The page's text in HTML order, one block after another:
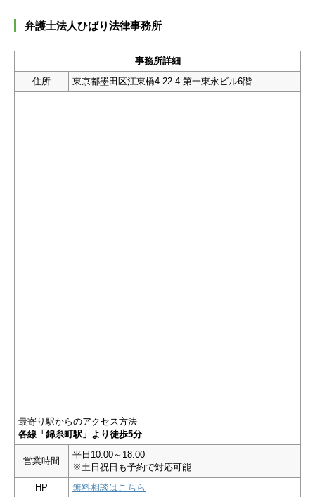
弁護士法人ひばり法律事務所
事務所詳細
住所
東京都墨田区江東橋4-22-4 第一東永ビル6階
最寄り駅からのアクセス方法
各線「錦糸町駅」より徒歩5分
営業時間
平日10:00～18:00
※土日祝日も予約で対応可能
HP
無料相談はこちら